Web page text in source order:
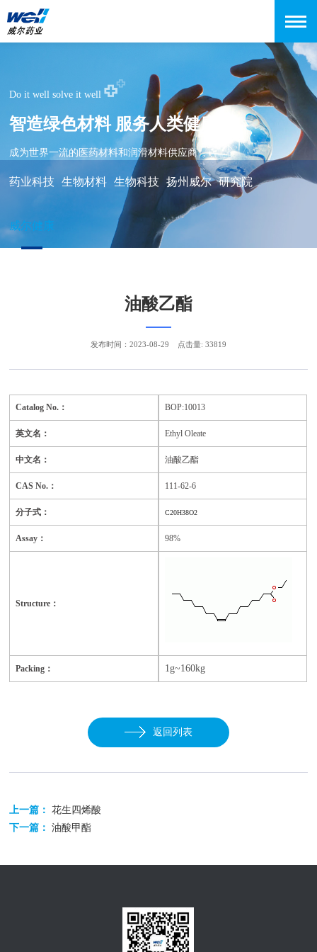
Do it well solve it well
智造绿色材料 服务人类健康
成为世界一流的医药材料和润滑材料供应商
药业科技 生物材料 生物科技 扬州威尔 研究院
威尔健康
油酸乙酯
Catalog No.： BOP:10013
英文名： Ethyl Oleate
中文名： 油酸乙酯
CAS No.： 111-62-6
分子式： C20H38O2
Assay： 98%
Structure：
Packing： 1g~160kg
返回列表
上一篇：花生四烯酸
下一篇：油酸甲酯